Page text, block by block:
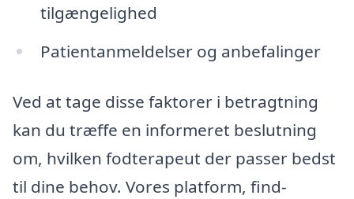
tilgængelighed
Patientanmeldelser og anbefalinger
Ved at tage disse faktorer i betragtning
kan du træffe en informeret beslutning
om, hvilken fodterapeut der passer bedst
til dine behov. Vores platform, find-